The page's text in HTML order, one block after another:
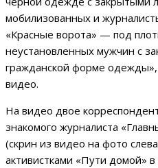
мобилизованных и
«Красные ворота» — под
неустановленных мужчин с
гражданской форме одежды»,
видео.
На видео двое
знакомого журналиста
(скрин из видео на фото
активистками «Пути домой»